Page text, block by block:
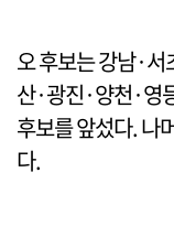
오 후보는 강남·
산·광진·양천·영
후보를 앞섰다. 나
다.